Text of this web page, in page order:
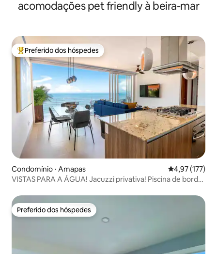
acomodações pet friendly à beira-mar
Entre os melhores preferidos dos hóspedes
Preferido dos hóspedes
Condomínio ⋅ Amapas 4,97 de uma
4,97 (177)
VISTAS PARA A ÁGUA! Jacuzzi privativa! Piscina de borda
Preferido dos hóspedes
Preferido dos hóspedes